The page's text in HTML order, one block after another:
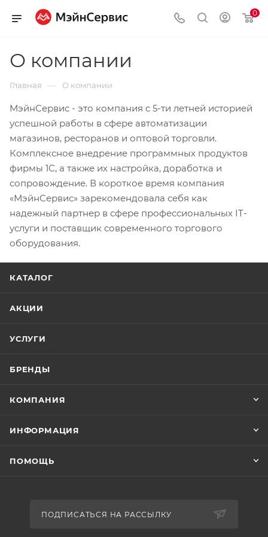
0
О компании
Главная — О компании
МэйнСервис - это компания c 5-ти летней историей
успешной работы в сфере автоматизации
магазинов, ресторанов и оптовой торговли.
Комплексное внедрение программных продуктов
фирмы 1С, а также их настройка, доработка и
сопровождение. В короткое время компания
«МэйнСервис» зарекомендовала себя как
надежный партнер в сфере профессиональных IT-
услуги и поставщик современного торгового
оборудования.
КАТАЛОГ
АКЦИИ
УСЛУГИ
БРЕНДЫ
КОМПАНИЯ
ИНФОРМАЦИЯ
ПОМОЩЬ
ПОДПИСАТЬСЯ НА РАССЫЛКУ